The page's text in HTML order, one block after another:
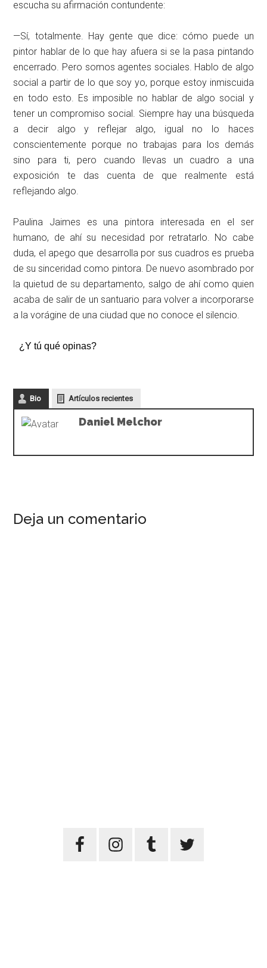
escucha su afirmación contundente:
—Sí, totalmente. Hay gente que dice: cómo puede un
pintor hablar de lo que hay afuera si se la pasa pintando
encerrado. Pero somos agentes sociales. Hablo de algo
social a partir de lo que soy yo, porque estoy inmiscuida
en todo esto. Es imposible no hablar de algo social y
tener un compromiso social. Siempre hay una búsqueda
a decir algo y reflejar algo, igual no lo haces
conscientemente porque no trabajas para los demás
sino para ti, pero cuando llevas un cuadro a una
exposición te das cuenta de que realmente está
reflejando algo.
Paulina Jaimes es una pintora interesada en el ser
humano, de ahí su necesidad por retratarlo. No cabe
duda, el apego que desarrolla por sus cuadros es prueba
de su sinceridad como pintora. De nuevo asombrado por
la quietud de su departamento, salgo de ahí como quien
acaba de salir de un santuario para volver a incorporarse
a la vorágine de una ciudad que no conoce el silencio.
¿Y tú qué opinas?
Bio Artículos recientes
Daniel Melchor
Deja un comentario